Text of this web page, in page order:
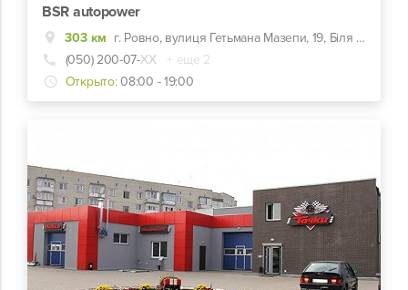
BSR autopower
303 км
г. Ровно, вулиця Гетьмана Мазепи, 19, Біля Центрального Продуктового ринку
(050) 200-07-ХХ
+ еще 2
Открыто: 08:00 - 19:00